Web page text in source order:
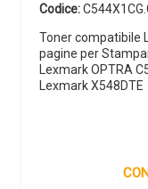
Codice:
Toner compatibile
pagine per
Lexmark OPTRA
Lexmark X548DTE